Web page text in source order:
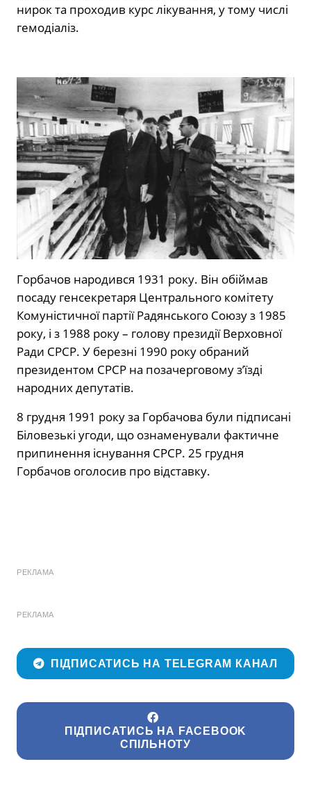
нирок та проходив курс лікування, у тому числі
гемодіаліз.
Горбачов народився 1931 року. Він обіймав
посаду генсекретаря Центрального комітету
Комуністичної партії Радянського Союзу з 1985
року, і з 1988 року – голову президії Верховної
Ради СРСР. У березні 1990 року обраний
президентом СРСР на позачерговому з’їзді
народних депутатів.
8 грудня 1991 року за Горбачова були підписані
Біловезькі угоди, що ознаменували фактичне
припинення існування СРСР. 25 грудня
Горбачов оголосив про відставку.
РЕКЛАМА
РЕКЛАМА
ПІДПИСАТИСЬ НА TELEGRAM КАНАЛ
ПІДПИСАТИСЬ НА FACEBOOK
СПІЛЬНОТУ